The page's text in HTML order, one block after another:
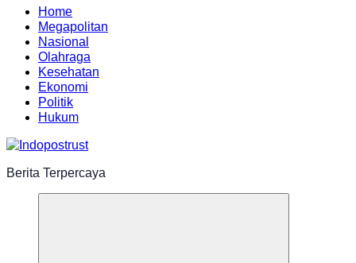
Home
Megapolitan
Nasional
Olahraga
Kesehatan
Ekonomi
Politik
Hukum
Berita Terpercaya